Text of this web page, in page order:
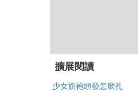
擴展閱讀
少女旗袍頭發怎麼扎